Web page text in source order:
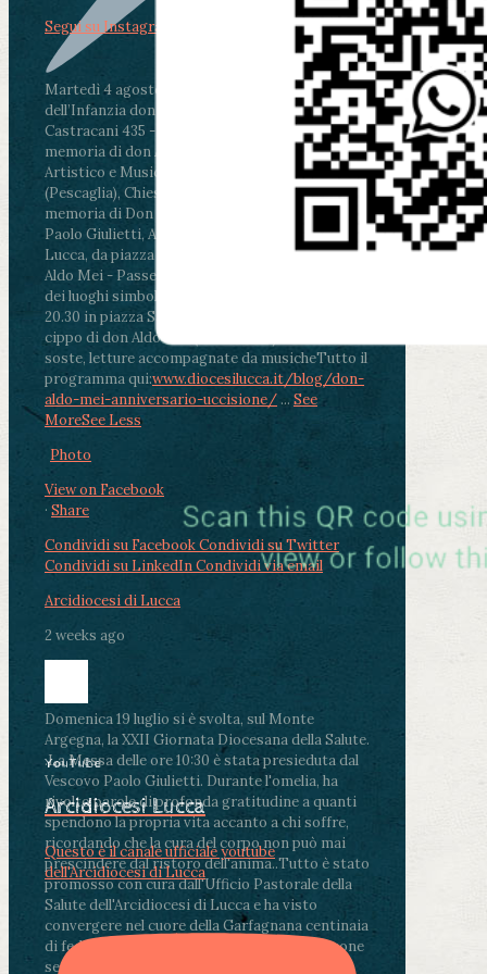
Martedì 4 agosto2026
ore 11:30 - Lucca, Scuola
dell’Infanzia don Aldo Mei - Viale Castruccio
Castracani 435 - Inaugurazione murales in
memoria di don Aldo Mei curato dal Liceo
Artistico e Musicale “Passaglia”
ore 18 - Fiano
(Pescaglia), Chiesa parrocchiale - Messa in
memoria di Don Aldo Mei celebrata da mons.
Paolo Giulietti, Arcivescovo di Lucca
ore 20.30 -
Lucca, da piazza San Michele al Cippo di don
Aldo Mei - Passeggiata della Memoria in alcuni
dei luoghi simbolo della città. Ritrovo alle ore
20.30 in piazza San Michele con conclusione al
cippo di don Aldo Mei (Porta Elisa). Durante le
soste, letture accompagnate da musicheTutto il
programma qui:www.diocesilucca.it/blog/don-
aldo-mei-anniversario-uccisione/ ... See
MoreSee Less
Photo
View on Facebook
· Share
Condividi su FacebookCondividi su Twitter
Condividi su LinkedInCondividi via email
Arcidiocesi di Lucca
2 weeks ago
Domenica 19 luglio si è svolta, sul Monte
Argegna, la XXII Giornata Diocesana della Salute.
.La Messa delle ore 10:30 è stata presieduta dal
Vescovo Paolo Giulietti. Durante l'omelia, ha
rivolto parole di profonda gratitudine a quanti
spendono la propria vita accanto a chi soffre,
ricordando che la cura del corpo non può mai
prescindere dal ristoro dell'anima..Tutto è stato
promosso con cura dall'Ufficio Pastorale della
Salute dell'Arcidiocesi di Lucca e ha visto
convergere nel cuore della Garfagnana centinaia
di fedeli, operatori sanitari, volontari e persone
segnate dalla malattia.
Segui su Instagram
YouTube
Arcidiocesi Lucca
Questo è il canale ufficiale youtube
dell'Arcidiocesi di Lucca